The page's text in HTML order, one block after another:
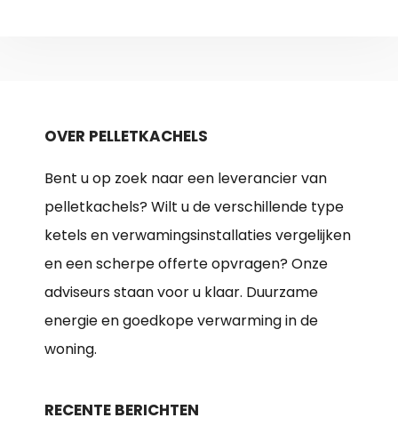
OVER PELLETKACHELS
Bent u op zoek naar een leverancier van
pelletkachels? Wilt u de verschillende type
ketels en verwamingsinstallaties vergelijken
en een scherpe offerte opvragen? Onze
adviseurs staan voor u klaar. Duurzame
energie en goedkope verwarming in de
woning.
RECENTE BERICHTEN